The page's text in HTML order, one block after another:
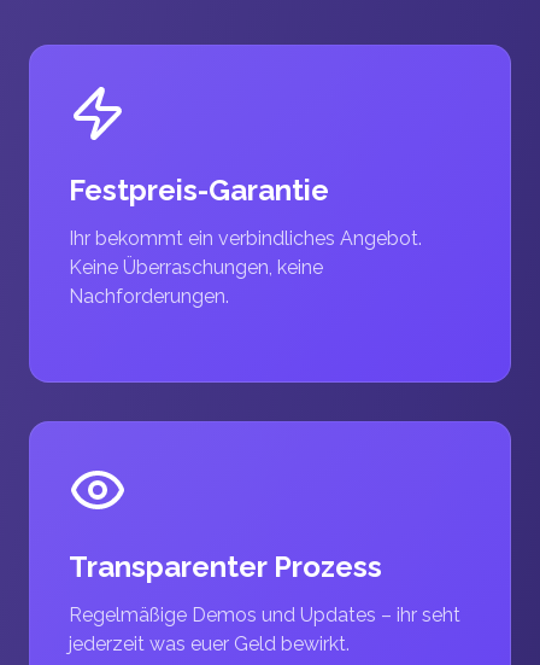
Festpreis-Garantie
Ihr bekommt ein verbindliches Angebot.
Keine Überraschungen, keine
Nachforderungen.
Transparenter Prozess
Regelmäßige Demos und Updates – ihr seht
jederzeit was euer Geld bewirkt.